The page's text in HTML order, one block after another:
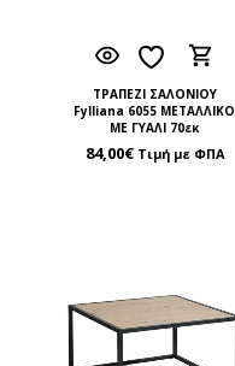
ΤΡΑΠΕΖΙ ΣΑΛΟΝΙΟΥ
Fylliana 6055 ΜΕΤΑΛΛΙΚΟ
ΜΕ ΓΥΑΛΙ 70εκ
84,00€ Τιμή με ΦΠΑ